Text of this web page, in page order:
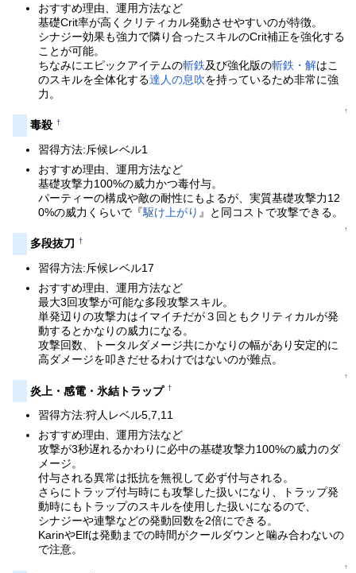
おすすめ理由、運用方法など
基礎Crit率が高くクリティカル発動させやすいのが特徴。
シナジー効果も強力で隣り合ったスキルのCrit補正を強化する
ことが可能。
ちなみにエピックアイテムの斬鉄及び強化版の斬鉄・解はこ
のスキルを全体化する達人の息吹を持っているため非常に強
力。
↑
毒殺 †
習得方法:斥候レベル1
おすすめ理由、運用方法など
基礎攻撃力100%の威力かつ毒付与。
パーティーの構成や敵の耐性にもよるが、実質基礎攻撃力12
0%の威力くらいで『駆け上がり 』と同コストで攻撃できる。
↑
多段抜刀 †
習得方法:斥候レベル17
おすすめ理由、運用方法など
最大3回攻撃が可能な多段攻撃スキル。
単発辺りの攻撃力はイマイチだが３回ともクリティカルが発
動するとかなりの威力になる。
攻撃回数、トータルダメージ共にかなりの幅があり安定的に
高ダメージを叩きだせるわけではないのが難点。
↑
炎上・感電・氷結トラップ †
習得方法:狩人レベル5,7,11
おすすめ理由、運用方法など
攻撃が3秒遅れるかわりに必中の基礎攻撃力100%の威力のダ
メージ。
付与される異常は抵抗を無視して必ず付与される。
さらにトラップ付与時にも攻撃した扱いになり、トラップ発
動時にもトラップのスキルを使用した扱いになるので、
シナジーや連撃などの発動回数を2倍にできる。
KarinやElfは発動までの時間がクールダウンと噛み合わないの
で注意。
↑